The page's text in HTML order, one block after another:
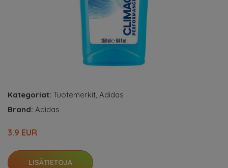
Kategoriat: Tuotemerkit, Adidas
Brand: Adidas
3.9 EUR
LISÄTIETOJA